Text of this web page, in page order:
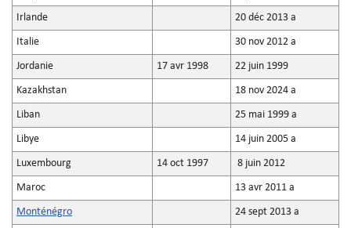
Irlande 20 déc 2013 a
Italie 30 nov 2012 a
Jordanie 17 avr 1998 22 juin 1999
Kazakhstan 18 nov 2024 a
Liban 25 mai 1999 a
Libye 14 juin 2005 a
Luxembourg 14 oct 1997 8 juin 2012
Maroc 13 avr 2011 a
Monténégro 24 sept 2013 a